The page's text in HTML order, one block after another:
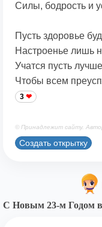
Силы, бодрость и
Пусть здоровье
Настроенье лишь
Учатся пусть
Чтобы всем
3
© Принадлежит сайту.
Создать открытку
С Новым 23-м Годом